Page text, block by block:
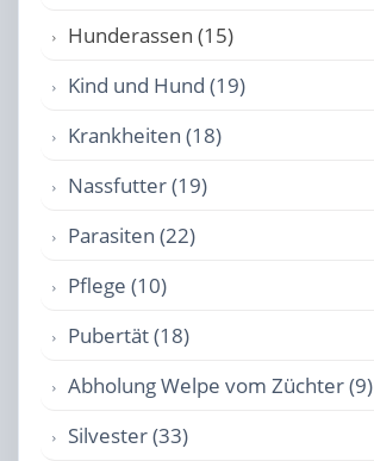
Hunderassen (15)
Kind und Hund (19)
Krankheiten (18)
Nassfutter (19)
Parasiten (22)
Pflege (10)
Pubertät (18)
Abholung Welpe vom Züchter (9)
Silvester (33)